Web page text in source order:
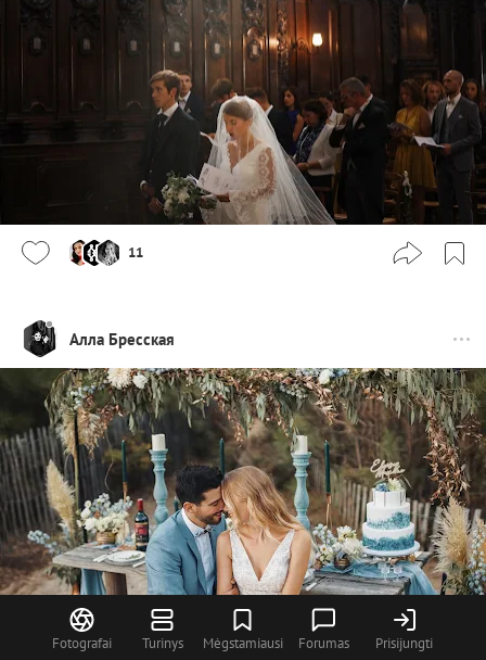
Fotografai Turinys Mėgstamiausi Forumas Prisijungti
11
Алла Бресская